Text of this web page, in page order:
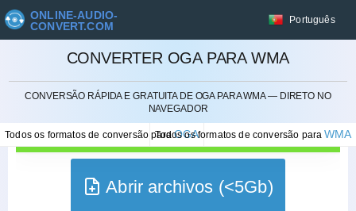
ONLINE-AUDIO-
CONVERT.COM
Português
CONVERTER OGA PARA WMA
CONVERSÃO RÁPIDA E GRATUITA DE OGA PARA WMA — DIRETO NO
NAVEGADOR
Todos os formatos de conversão paraOGA
Todos os formatos de conversão paraWMA
Abrir archivos (<5Gb)